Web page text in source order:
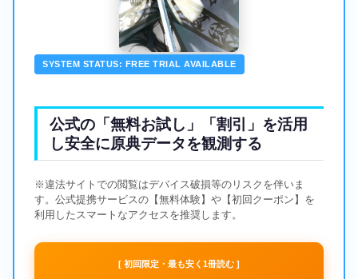
SYSTEM STATUS: FREE TRIAL AVAILABLE
公式の「無料お試し」「割引」を活用
し安全に原典データを観測する
※違法サイトでの閲覧はデバイス破損等のリスクを伴いま
す。公式提携サービスの【無料体験】や【初回クーポン】を
利用したスマートなアクセスを推奨します。
[ 初回限定・最も安く1冊読む ]